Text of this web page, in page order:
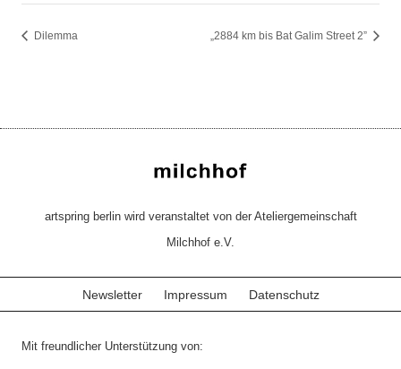
Dilemma „2884 km bis Bat Galim Street 2”
artspring berlin wird veranstaltet von der Ateliergemeinschaft
Milchhof e.V.
Newsletter Impressum Datenschutz
Mit freundlicher Unterstützung von: